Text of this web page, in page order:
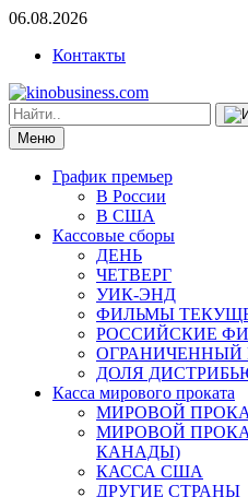
06.08.2026
Контакты
Меню
График премьер
В России
В США
Кассовые сборы
ДЕНЬ
ЧЕТВЕРГ
УИК-ЭНД
ФИЛЬМЫ
РОССИЙСКИЕ
ОГРАНИЧЕННЫЙ
ДОЛЯ
Касса мирового проката
МИРОВОЙ
МИРОВОЙ
КАНАДЫ)
КАССА США
ДРУГИЕ СТРАНЫ